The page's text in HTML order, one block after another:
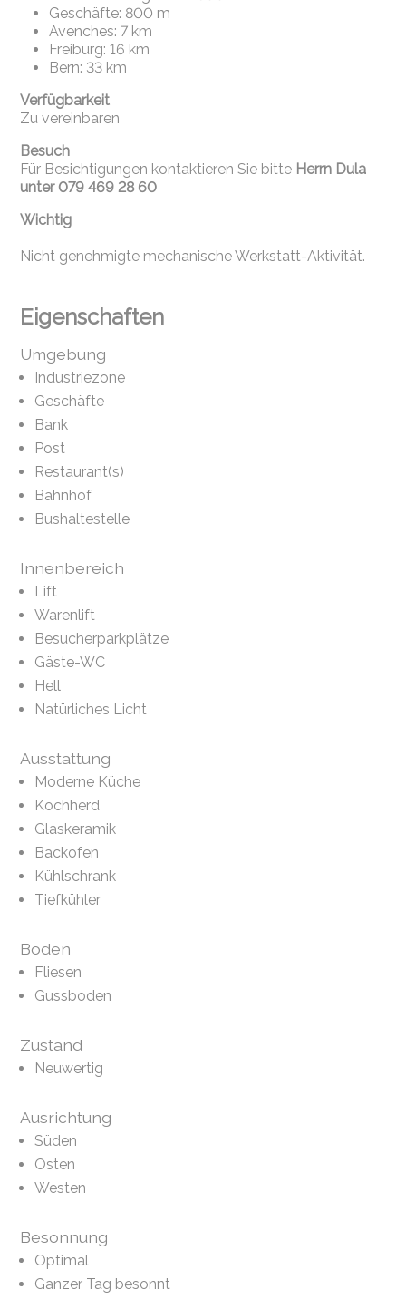
Geschäfte: 800 m
Avenches: 7 km
Freiburg: 16 km
Bern: 33 km
Verfügbarkeit
Zu vereinbaren
Besuch
Für Besichtigungen kontaktieren Sie bitte Herrn Dula
unter 079 469 28 60
Wichtig
Nicht genehmigte mechanische Werkstatt-Aktivität.
Eigenschaften
Umgebung
Industriezone
Geschäfte
Bank
Post
Restaurant(s)
Bahnhof
Bushaltestelle
Innenbereich
Lift
Warenlift
Besucherparkplätze
Gäste-WC
Hell
Natürliches Licht
Ausstattung
Moderne Küche
Kochherd
Glaskeramik
Backofen
Kühlschrank
Tiefkühler
Boden
Fliesen
Gussboden
Zustand
Neuwertig
Ausrichtung
Süden
Osten
Westen
Besonnung
Optimal
Ganzer Tag besonnt